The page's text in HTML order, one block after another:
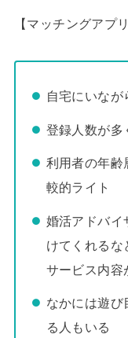
【マッチングアプ
自宅にいなが
登録人数が多
利用者の年齢
較的ライト
婚活アドバイ
けてくれるな
サービス内容
なかには遊び
る人もいる